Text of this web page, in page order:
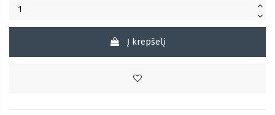
Į krepšelį